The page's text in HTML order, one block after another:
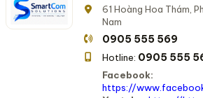
61 Hoàng Hoa Thám,
Nam
0905 555 569
Hotline: 0905 555
Facebook:
https://